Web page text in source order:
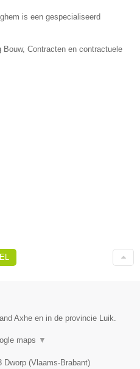
is een gespecialiseerd
Bouw, Contracten en contractuele
Axhe en in de provincie Luik.
maps ▼
Dworp (Vlaams-Brabant)